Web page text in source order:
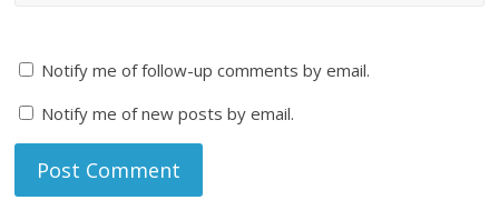
Notify me of follow-up comments by email.
Notify me of new posts by email.